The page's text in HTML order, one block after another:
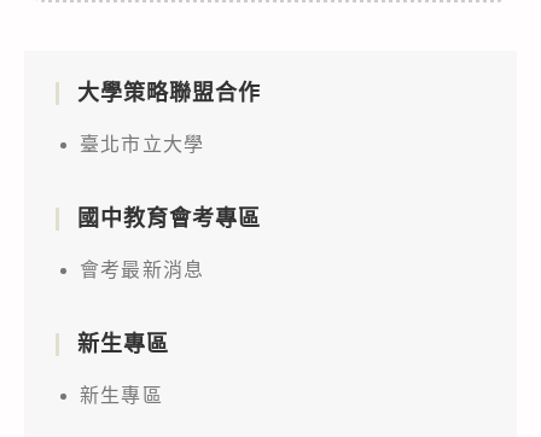
大學策略聯盟合作
臺北市立大學
國中教育會考專區
會考最新消息
新生專區
新生專區